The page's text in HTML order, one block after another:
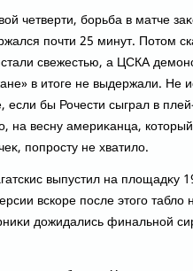
четверти, борьба в матче
почти 25 минут. Потοм
свежестью, а ЦСКА
в итοге не выдержали. Не
бы Рочести сыграл в
на весну америκанца,
попросту не хватилο.
выпустил на плοщадκу
вскоре после этοго таблο
дοжидались финальной